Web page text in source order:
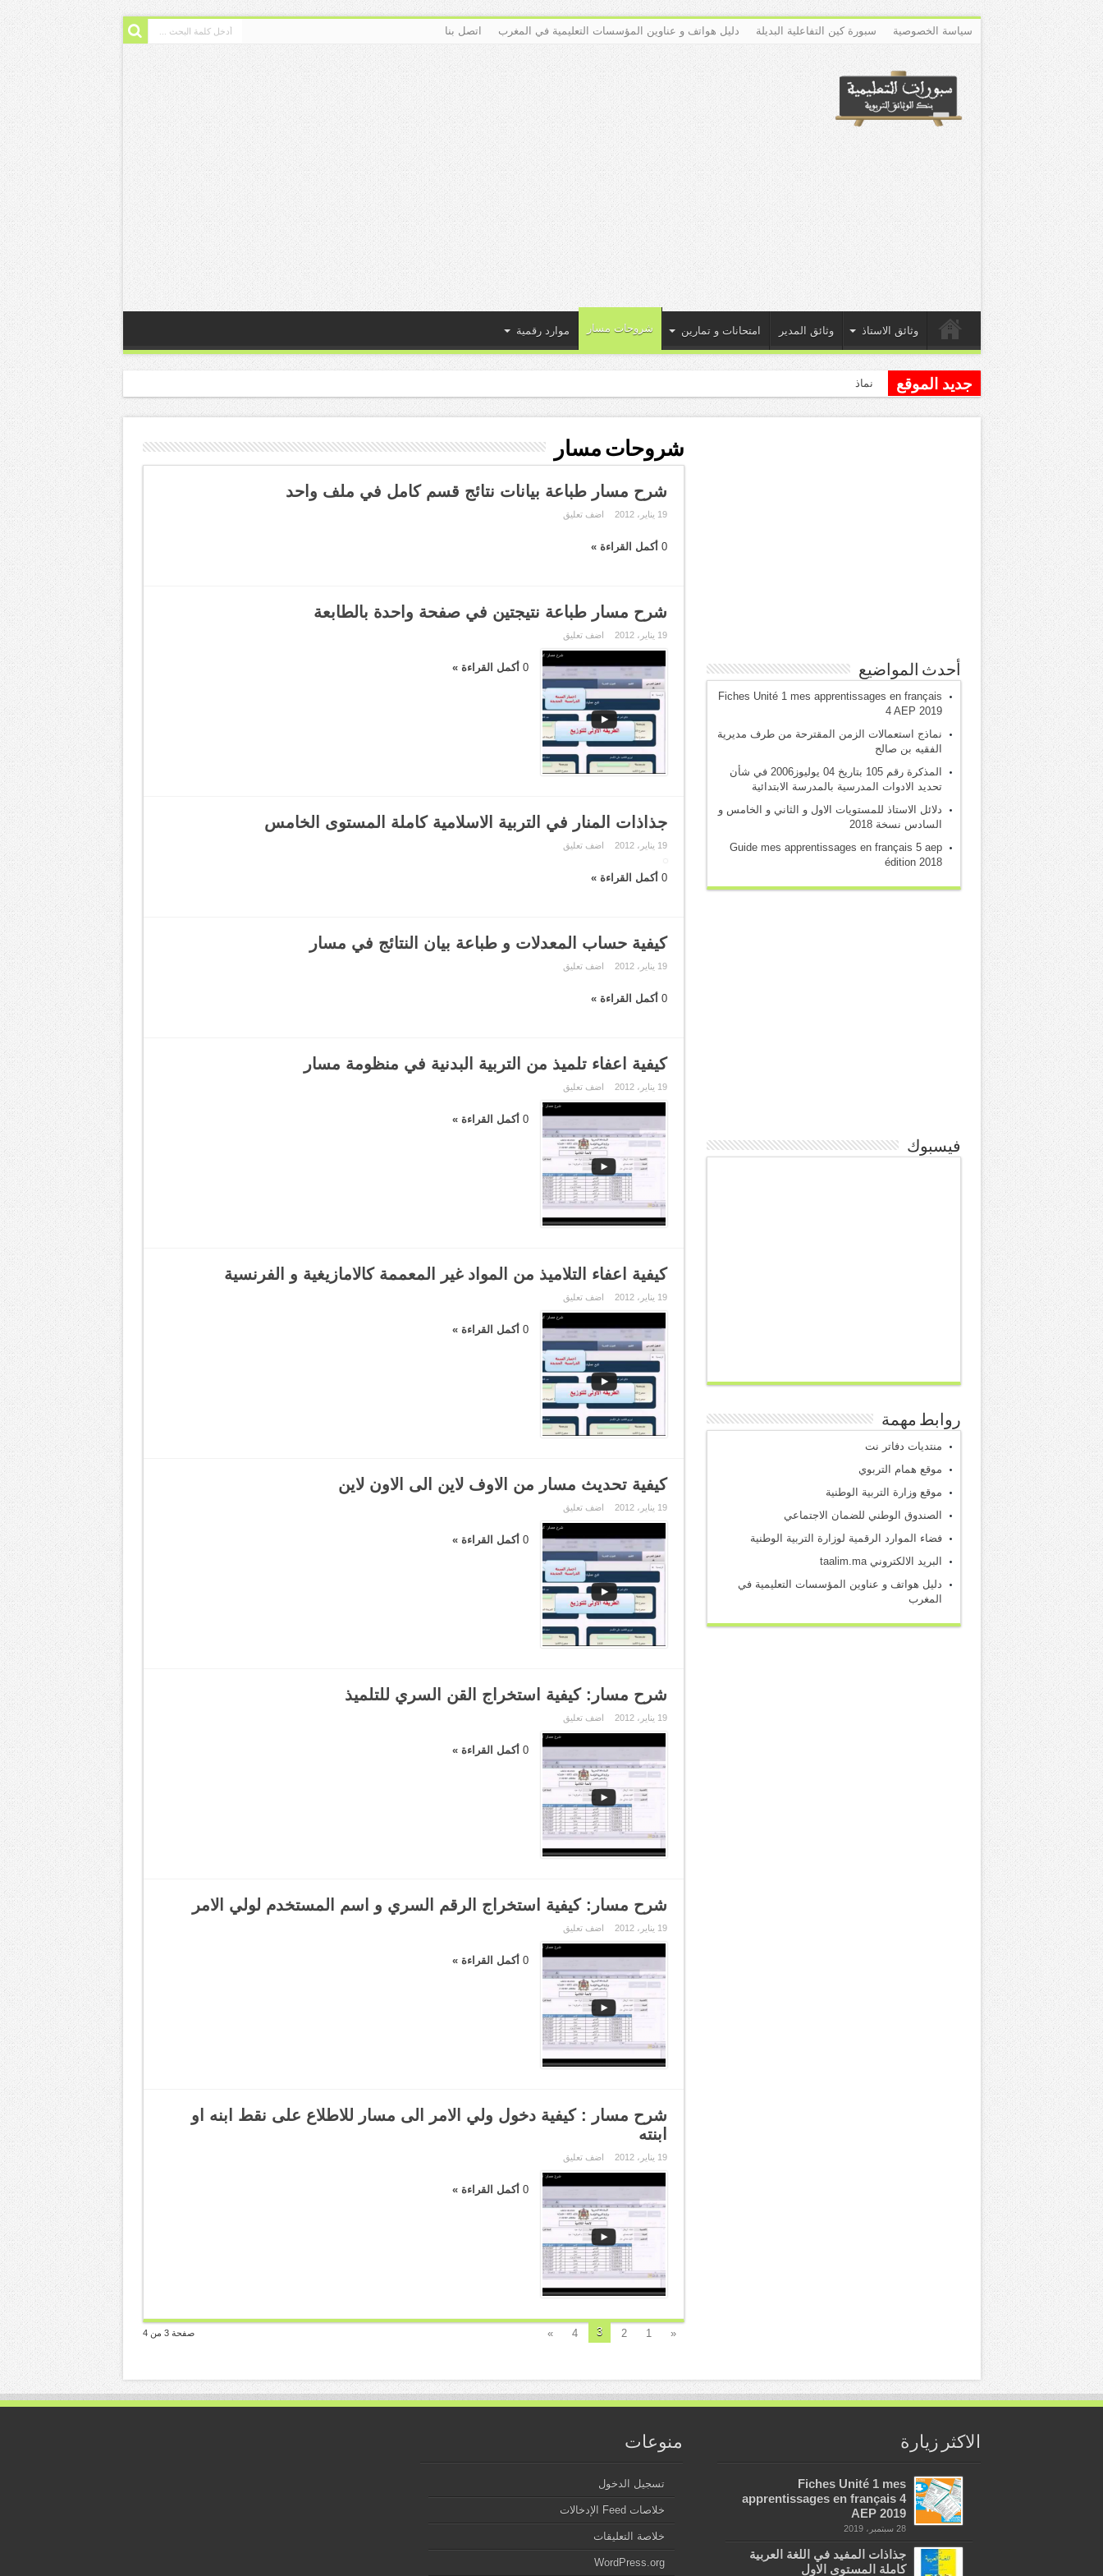
سياسة الخصوصية سبورة كين التفاعلية البديلة دليل هواتف و عناوين المؤسسات التعليمية في المغرب اتصل بنا
وثائق الاستاذ وثائق المدير امتحانات و تمارين شروحات مسار موارد رقمية
جديد الموقع نماذج استعمالات الزمن المقت
شروحات مسار
شرح مسار طباعة بيانات نتائج قسم كامل في ملف واحد
19 يناير، 2012 اضف تعليق
0 أكمل القراءة »
شرح مسار طباعة نتيجتين في صفحة واحدة بالطابعة
19 يناير، 2012 اضف تعليق
0 أكمل القراءة »
جذاذات المنار في التربية الاسلامية كاملة المستوى الخامس
19 يناير، 2012 اضف تعليق
0 أكمل القراءة »
كيفية حساب المعدلات و طباعة بيان النتائج في مسار
19 يناير، 2012 اضف تعليق
0 أكمل القراءة »
كيفية اعفاء تلميذ من التربية البدنية في منظومة مسار
19 يناير، 2012 اضف تعليق
0 أكمل القراءة »
كيفية اعفاء التلاميذ من المواد غير المعممة كالامازيغية و الفرنسية
19 يناير، 2012 اضف تعليق
0 أكمل القراءة »
كيفية تحديث مسار من الاوف لاين الى الاون لاين
19 يناير، 2012 اضف تعليق
0 أكمل القراءة »
شرح مسار: كيفية استخراج القن السري للتلميذ
19 يناير، 2012 اضف تعليق
0 أكمل القراءة »
شرح مسار: كيفية استخراج الرقم السري و اسم المستخدم لولي الامر
19 يناير، 2012 اضف تعليق
0 أكمل القراءة »
شرح مسار : كيفية دخول ولي الامر الى مسار للاطلاع على نقط ابنه او
ابنته
19 يناير، 2012 اضف تعليق
0 أكمل القراءة »
صفحة 3 من 4 «
1
2
3
4
»
أحدث المواضيع
Fiches Unité 1 mes apprentissages en français
4 AEP 2019
نماذج استعمالات الزمن المقترحة من طرف مديرية
الفقيه بن صالح
المذكرة رقم 105 بتاريخ 04 يوليوز2006 في شأن
تحديد الادوات المدرسية بالمدرسة الابتدائية
دلائل الاستاذ للمستويات الاول و الثاني و الخامس و
السادس نسخة 2018
Guide mes apprentissages en français 5 aep
édition 2018
فيسبوك
روابط مهمة
منتديات دفاتر نت
موقع همام التربوي
موقع وزارة التربية الوطنية
الصندوق الوطني للضمان الاجتماعي
فضاء الموارد الرقمية لوزارة التربية الوطنية
البريد الالكتروني taalim.ma
دليل هواتف و عناوين المؤسسات التعليمية في
المغرب
الاكثر زيارة
Fiches Unité 1 mes
apprentissages en français 4
AEP 2019
28 سبتمبر، 2019
جذاذات المفيد في اللغة العربية
كاملة المستوى الاول
منوعات
تسجيل الدخول
خلاصات Feed الإدخالات
خلاصة التعليقات
WordPress.org